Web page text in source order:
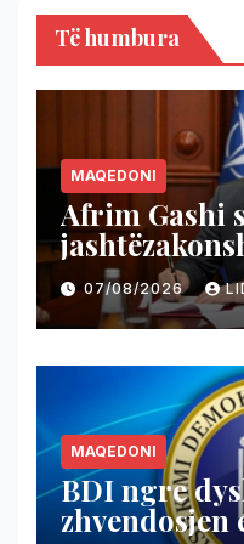
Të humbura
MAQEDONI
Afrim Gashi
të Komunës
të mbahen
07/08/2026
MAQEDONI
BDI ngre